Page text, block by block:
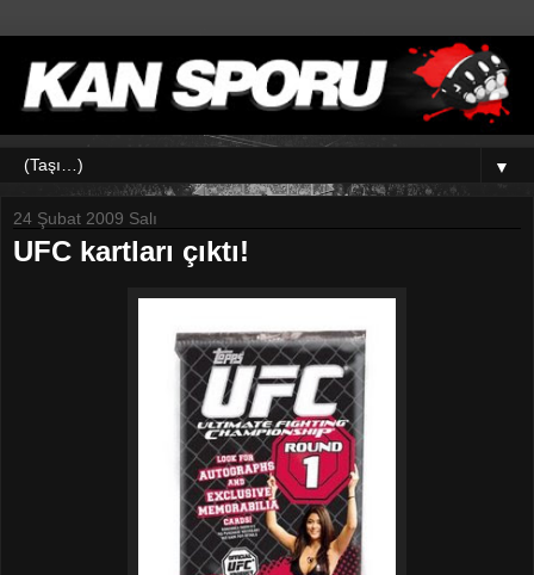
▼
24 Şubat 2009 Salı
UFC kartları çıktı!